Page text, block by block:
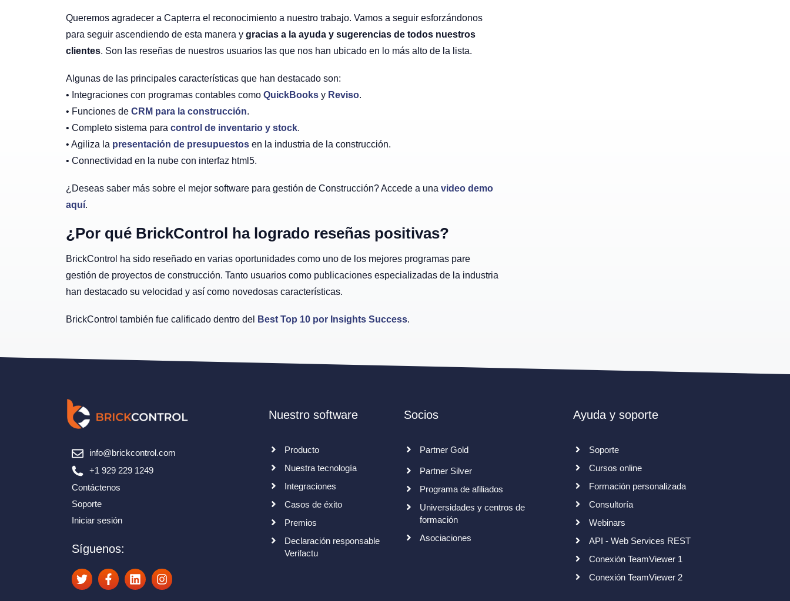
Queremos agradecer a Capterra el reconocimiento a nuestro trabajo. Vamos a seguir esforzándonos
para seguir ascendiendo de esta manera y gracias a la ayuda y sugerencias de todos nuestros
clientes. Son las reseñas de nuestros usuarios las que nos han ubicado en lo más alto de la lista.
Algunas de las principales características que han destacado son:
• Integraciones con programas contables como QuickBooks y Reviso.
• Funciones de CRM para la construcción.
• Completo sistema para control de inventario y stock.
• Agiliza la presentación de presupuestos en la industria de la construcción.
• Connectividad en la nube con interfaz html5.
¿Deseas saber más sobre el mejor software para gestión de Construcción? Accede a una video demo
aquí.
¿Por qué BrickControl ha logrado reseñas positivas?
BrickControl ha sido reseñado en varias oportunidades como uno de los mejores programas pare
gestión de proyectos de construcción. Tanto usuarios como publicaciones especializadas de la industria
han destacado su velocidad y así como novedosas características.
BrickControl también fue calificado dentro del Best Top 10 por Insights Success.
info@brickcontrol.com
+1 929 229 1249
Contáctenos
Soporte
Iniciar sesión
Síguenos:
Nuestro software
Producto
Nuestra tecnología
Integraciones
Casos de éxito
Premios
Declaración responsable
Verifactu
Socios
Partner Gold
Partner Silver
Programa de afiliados
Universidades y centros de
formación
Asociaciones
Ayuda y soporte
Soporte
Cursos online
Formación personalizada
Consultoría
Webinars
API - Web Services REST
Conexión TeamViewer 1
Conexión TeamViewer 2